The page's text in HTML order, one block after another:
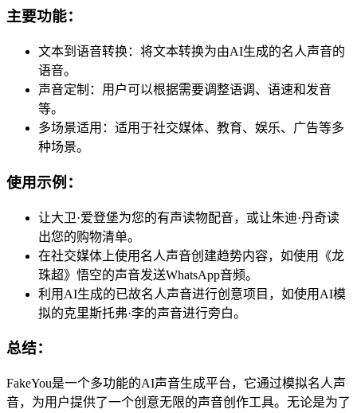
主要功能：
文本到语音转换：将文本转换为由AI生成的名人声音的
语音。
声音定制：用户可以根据需要调整语调、语速和发音
等。
多场景适用：适用于社交媒体、教育、娱乐、广告等多
种场景。
使用示例：
让大卫·爱登堡为您的有声读物配音，或让朱迪·丹奇读
出您的购物清单。
在社交媒体上使用名人声音创建趋势内容，如使用《龙
珠超》悟空的声音发送WhatsApp音频。
利用AI生成的已故名人声音进行创意项目，如使用AI模
拟的克里斯托弗·李的声音进行旁白。
总结：
FakeYou是一个多功能的AI声音生成平台，它通过模拟名人声
音，为用户提供了一个创意无限的声音创作工具。无论是为了